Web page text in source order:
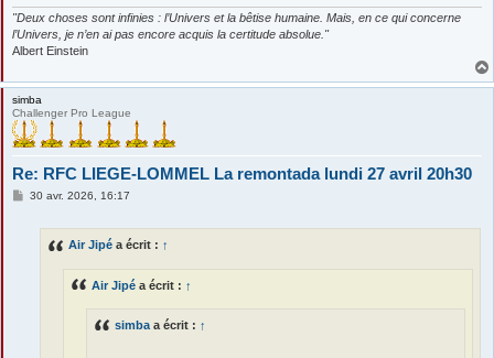
"Deux choses sont infinies : l’Univers et la bêtise humaine. Mais, en ce qui concerne
l’Univers, je n’en ai pas encore acquis la certitude absolue."
Albert Einstein
simba
Challenger Pro League
Re: RFC LIEGE-LOMMEL La remontada lundi 27 avril 20h30
M30 avr. 2026, 16:17
Air Jipé a écrit : ↑
Air Jipé a écrit : ↑
simba a écrit : ↑